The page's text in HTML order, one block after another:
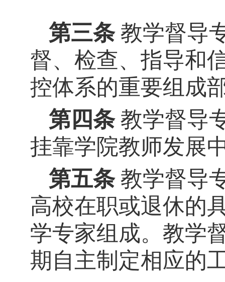
第三条 教学督导
督、检查、指导和
控体系的重要组成
第四条 教学督导
挂靠学院教师发展
第五条 教学督导
高校在职或退休的
学专家组成。教学
期自主制定相应的